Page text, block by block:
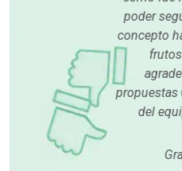
poder seguir operando y
concepto hasta ese
frutos para nuestro
agradecemos todo el
propuestas de crecimiento
del equipo de ¡Ya Lo
trabajando y
Gracias por tanto,